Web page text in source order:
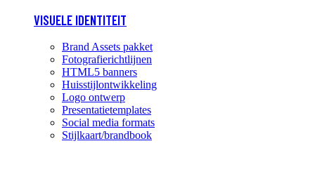
VISUELE IDENTITEIT
Brand Assets pakket
Fotografierichtlijnen
HTML5 banners
Huisstijlontwikkeling
Logo ontwerp
Presentatietemplates
Social media formats
Stijlkaart/brandbook